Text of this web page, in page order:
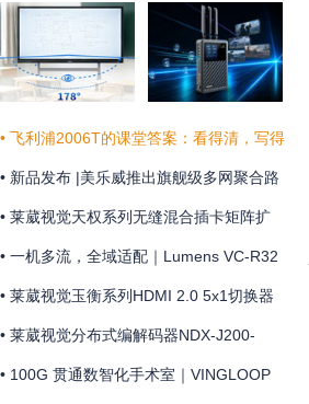
• 飞利浦2006T的课堂答案：看得清，写得
真，听得明
• 新品发布 |美乐威推出旗舰级多网聚合路
由器Pro Router Max，为关键业务提供更
稳定可靠的网络连接
• 莱葳视觉天权系列无缝混合插卡矩阵扩
展和维护方便
• 一机多流，全域适配｜Lumens VC-R32
摄像机全新上市
• 莱葳视觉玉衡系列HDMI 2.0 5x1切换器
支持4K@60Hz 4:4:4分辨率及18Gbps视
频带宽
• 莱葳视觉分布式编解码器NDX-J200-
ENC助您实现画质同步
• 100G 贯通数智化手术室｜VINGLOOP